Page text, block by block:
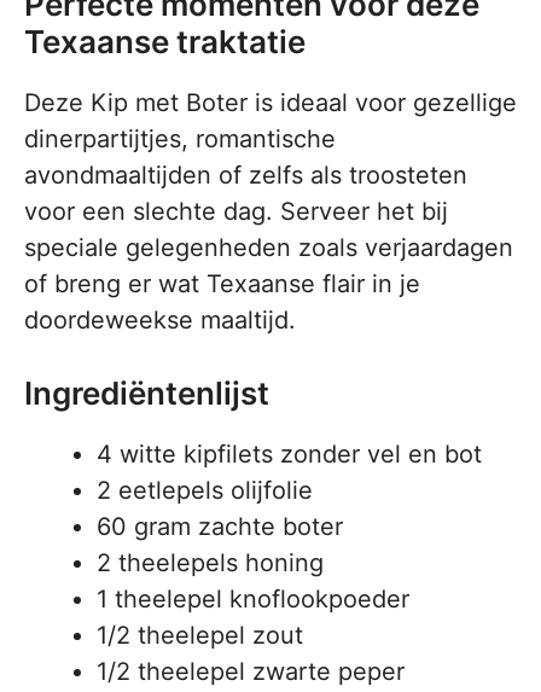
Texaanse traktatie
Deze Kip met Boter is ideaal voor gezellige
dinerpartijtjes, romantische
avondmaaltijden of zelfs als troosteten
voor een slechte dag. Serveer het bij
speciale gelegenheden zoals verjaardagen
of breng er wat Texaanse flair in je
doordeweekse maaltijd.
Ingrediëntenlijst
4 witte kipfilets zonder vel en bot
2 eetlepels olijfolie
60 gram zachte boter
2 theelepels honing
1 theelepel knoflookpoeder
1/2 theelepel zout
1/2 theelepel zwarte peper